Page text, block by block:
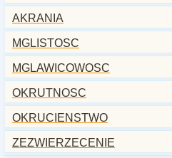
AKRANIA
MGLISTOSC
MGLAWICOWOSC
OKRUTNOSC
OKRUCIENSTWO
ZEZWIERZECENIE